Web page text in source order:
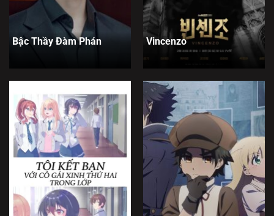
Bậc Thầy Đàm Phán Vincenzo